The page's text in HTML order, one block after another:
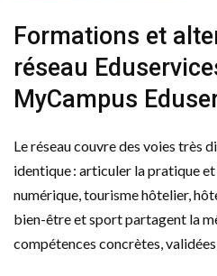
Formations et
réseau
MyCampus
Le réseau couvre des voies très
identique : articuler la pratique
numérique, tourisme hôtelier,
bien-être et sport partagent la
compétences concrètes,